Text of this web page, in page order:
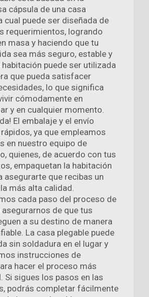
cápsula de una casa
cual puede ser diseñada de
requerimientos, logrando
masa y haciendo que tu
sea más seguro, estable y
habitación puede ser utilizada
que pueda satisfacer
lo que significa
cómodamente en
y en cualquier momento.
El embalaje y el envío
ya que empleamos
en nuestro equipo de
quienes, de acuerdo con tus
empaquetan la habitación
asegurarte que recibas un
más alta calidad.
cada paso del proceso de
de que tus
a su destino de manera
La casa plegable puede
sin soldadura en el lugar y
instrucciones de
hacer el proceso más
Si sigues los pasos en las
podrás completar fácilmente